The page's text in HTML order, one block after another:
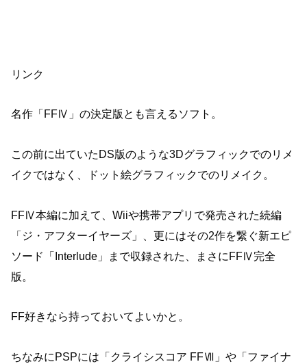
リンク
名作「FFⅣ」の決定版とも言えるソフト。
この前に出ていたDS版のような3Dグラフィックでのリメ
イクではなく、ドット絵グラフィックでのリメイク。
FFⅣ本編に加えて、Wiiや携帯アプリで発売された続編
「ジ・アフターイヤーズ」、更にはその2作を繋ぐ新エピ
ソード「Interlude」まで収録された、まさにFFⅣ完全
版。
FF好きなら持っておいてよいかと。
ちなみにPSPには「クライシスコア FFⅦ」や「ファイナ